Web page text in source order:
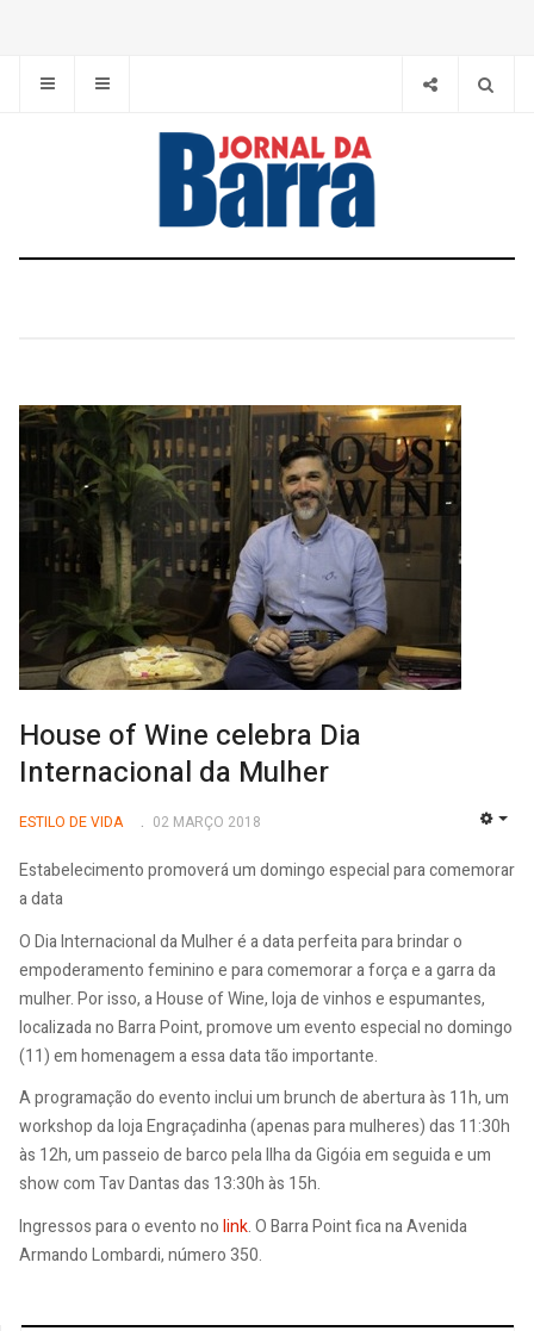
House of Wine celebra Dia
Internacional da Mulher
ESTILO DE VIDA 02 MARÇO 2018
Estabelecimento promoverá um domingo especial para comemorar
a data
O Dia Internacional da Mulher é a data perfeita para brindar o
empoderamento feminino e para comemorar a força e a garra da
mulher. Por isso, a House of Wine, loja de vinhos e espumantes,
localizada no Barra Point, promove um evento especial no domingo
(11) em homenagem a essa data tão importante.
A programação do evento inclui um brunch de abertura às 11h, um
workshop da loja Engraçadinha (apenas para mulheres) das 11:30h
às 12h, um passeio de barco pela Ilha da Gigóia em seguida e um
show com Tav Dantas das 13:30h às 15h.
Ingressos para o evento nolink. O Barra Point fica na Avenida
Armando Lombardi, número 350.